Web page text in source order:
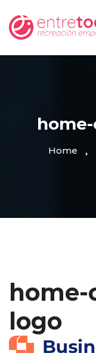
Home
logo